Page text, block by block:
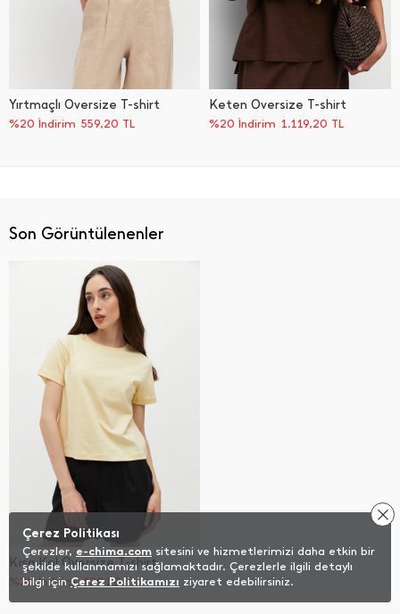
Yırtmaçlı Oversize T-shirt
%20 İndirim 559,20 TL
Keten Oversize T-shirt
%20 İndirim 1.119,20 TL
Son Görüntülenenler
Kısa Kol Oversize T-shirt
%20 İndirim 439,20TL
Çerez Politikası
Çerezler, e-chima.com sitesini ve hizmetlerimizi daha etkin bir
şekilde kullanmamızı sağlamaktadır. Çerezlerle ilgili detaylı
bilgi içinÇerez Politikamızı ziyaret edebilirsiniz.